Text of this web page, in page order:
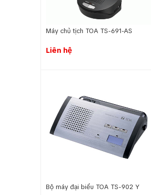
Máy chủ tịch TOA TS-691-AS
Liên hệ
Bộ máy đại biểu TOA TS-902 Y